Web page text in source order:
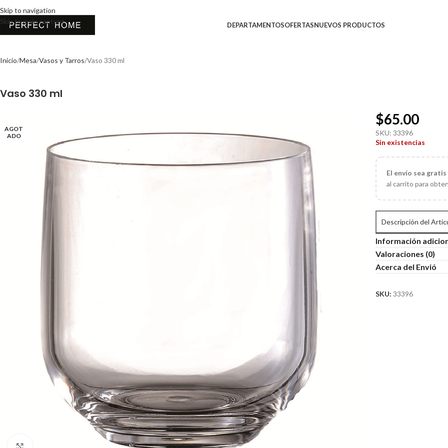
Skip to navigation
Skip to main content
DEPARTAMENTOSOFERTASNUEVOS PRODUCTOS
Inicio Mesa Vasos y Tarros Vaso 330 ml
Vaso 330 ml
AGOT
ADO
$65.00
SKU:33396
Sin existencias
El envío sea
al carrito para
Descripción del
Información
Valoraciones (0)
Acerca del Envió
SKU:33396